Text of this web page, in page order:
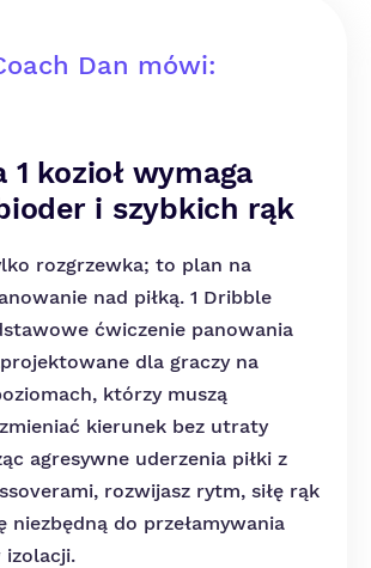
Dan mówi:
1 kozioł wymaga
i szybkich rąk
rozgrzewka; to plan na
nad piłką. 1 Dribble
ćwiczenie panowania
dla graczy na
którzy muszą
kierunek bez utraty
agresywne uderzenia piłki z
rozwijasz rytm, siłę rąk
niezbędną do przełamywania